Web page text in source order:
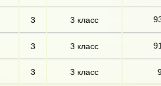
3 3 класс
3 3 класс 91
3 3 класс